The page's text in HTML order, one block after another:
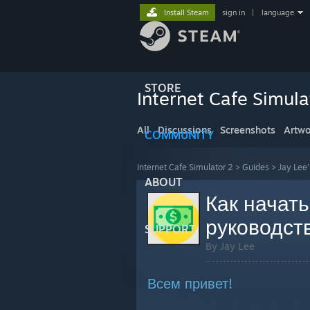
STORE
COMMUNITY
ABOUT
SUPPORT
Install Steam sign in language
Internet Cafe
All Discussions Screenshots
Internet Cafe Simulator 2 > Guides > Jay
Как
By Jay Lee
Всем привет!